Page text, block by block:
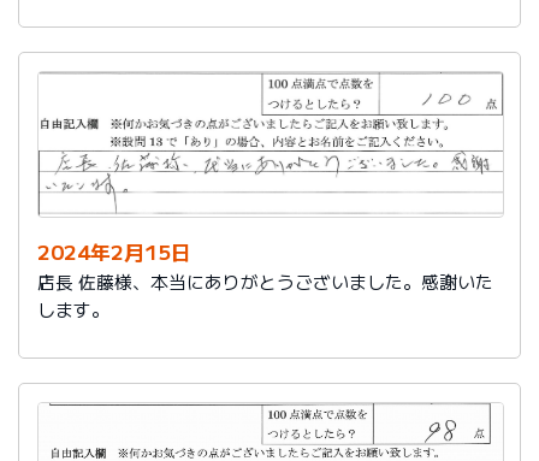
2024年2月15日
店長 佐藤様、本当にありがとうございました。感謝いた
します。